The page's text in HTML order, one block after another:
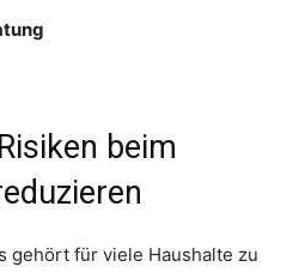
beim
gehört für viele Haushalte zu